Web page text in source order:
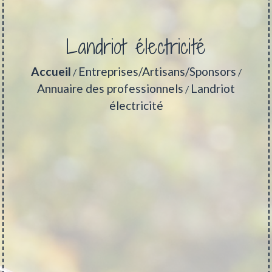
Landriot électricité
Accueil / Entreprises/Artisans/Sponsors /
Annuaire des professionnels / Landriot
électricité